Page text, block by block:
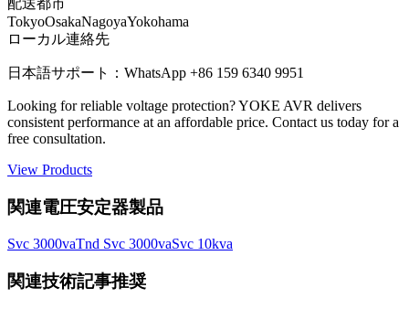
TokyoOsakaNagoyaYokohama
ローカル連絡先
日本語サポート：WhatsApp +86 159 6340 9951
Looking for reliable voltage protection? YOKE AVR delivers
consistent performance at an affordable price. Contact us today for a
free consultation.
View Products
関連電圧安定器製品
Svc 3000vaTnd Svc 3000vaSvc 10kva
関連技術記事推奨